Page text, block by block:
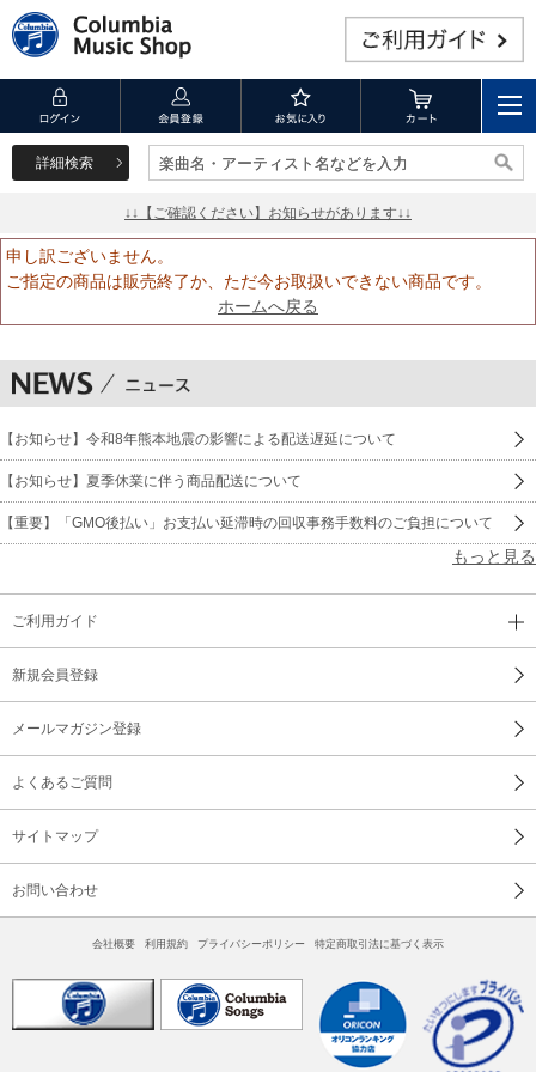
詳細検索 楽曲名・アーティスト名などを入力
楽曲名・アーティスト名などを入力
↓↓【ご確認ください】お知らせがあります↓↓
申し訳ございません。
ご指定の商品は販売終了か、ただ今お取扱いできない商品です。
ホームへ戻る
【お知らせ】令和8年熊本地震の影響による配送遅延について
【お知らせ】夏季休業に伴う商品配送について
【重要】「GMO後払い」お支払い延滞時の回収事務手数料のご負担について
もっと見る
ご利用ガイド
新規会員登録
メールマガジン登録
よくあるご質問
サイトマップ
お問い合わせ
会社概要 利用規約 プライバシーポリシー 特定商取引法に基づく表示